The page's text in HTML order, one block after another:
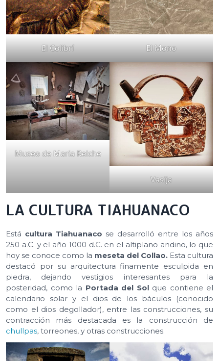
El Colibrí El Mono
Museo de Maria Reiche
Vasija
LA CULTURA TIAHUANACO
Está cultura Tiahuanaco se desarrolló entre los años
250 a.C. y el año 1000 d.C. en el altiplano andino, lo que
hoy se conoce como la meseta del Collao. Esta cultura
destacó por su arquitectura finamente esculpida en
piedra, dejando vestigios interesantes para la
posteridad, como la Portada del Solque contiene el
calendario solar y el dios de los báculos (conocido
como el dios degollador), entre las construcciones, su
contracción más destacada es la construcción de
chullpas, torreones, y otras construcciones.